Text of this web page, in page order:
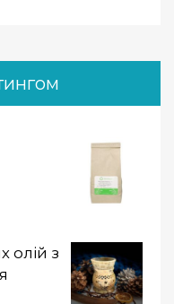
олій з